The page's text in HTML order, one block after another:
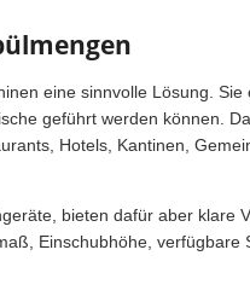
eine sinnvolle Lösung. Sie
geführt werden können.
Hotels, Kantinen,
bieten dafür aber klare
Einschubhöhe, verfügbare